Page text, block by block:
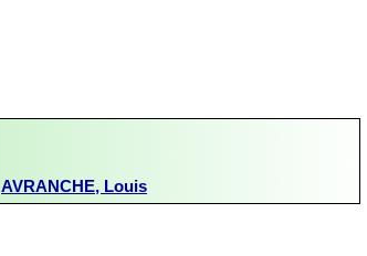
AVRANCHE, Louis